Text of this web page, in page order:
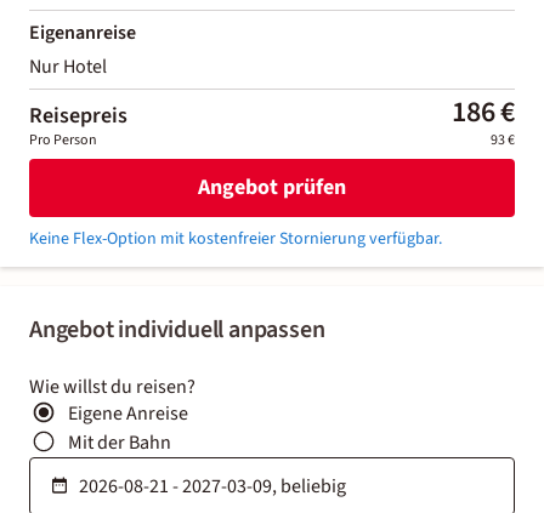
Angebot individuell anpassen
Wie willst du reisen?
Eigene Anreise
Mit der Bahn
Eigenanreise
Nur Hotel
Reisepreis 186 €
Pro Person 93 €
Angebot prüfen
Keine Flex-Option mit kostenfreier Stornierung verfügbar.